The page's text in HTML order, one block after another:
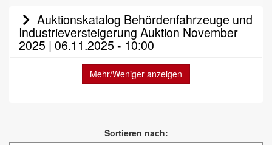
Auktionskatalog Behördenfahrzeuge und
Industrieversteigerung Auktion November
2025 | 06.11.2025 - 10:00
Mehr/Weniger anzeigen
Sortieren nach: